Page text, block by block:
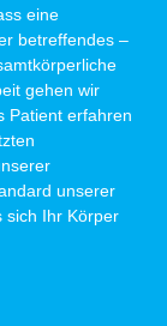
eine
betreffendes –
gehen wir
Patient erfahren
unserer
sich Ihr Körper